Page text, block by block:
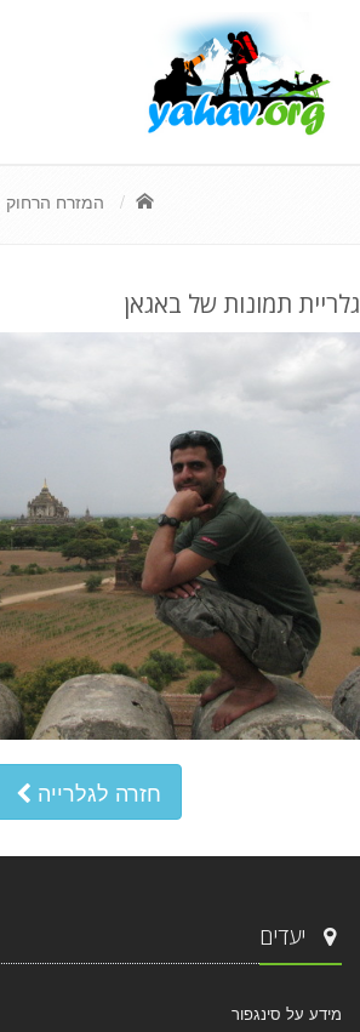
המזרח הרחוק
גלריית תמונות של באגאן
חזרה לגלרייה
יעדים
מידע על סינגפור